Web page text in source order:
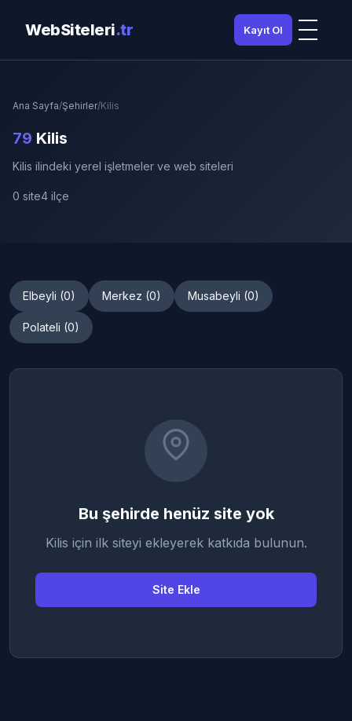
WebSiteleri.tr Kayıt Ol
Ana Sayfa/Şehirler/Kilis
79 Kilis
Kilis ilindeki yerel işletmeler ve web siteleri
0 site4 ilçe
Elbeyli (0) Merkez (0) Musabeyli (0)
Polateli (0)
Bu şehirde henüz site yok
Kilis için ilk siteyi ekleyerek katkıda bulunun.
Site Ekle